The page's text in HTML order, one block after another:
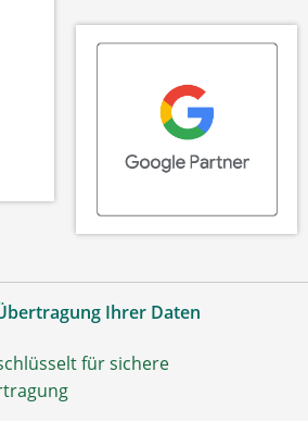
Ihrer Daten
für sichere